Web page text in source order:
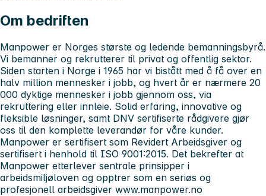
Om bedriften
Manpower er Norges største og ledende bemanningsbyrå.
Vi bemanner og rekrutterer til privat og offentlig sektor.
Siden starten i Norge i 1965 har vi bistått med å få over en
halv million mennesker i jobb, og hvert år er nærmere 20
000 dyktige mennesker i jobb gjennom oss, via
rekruttering eller innleie. Solid erfaring, innovative og
fleksible løsninger, samt DNV sertifiserte rådgivere gjør
oss til den komplette leverandør for våre kunder.
Manpower er sertifisert som Revidert Arbeidsgiver og
sertifisert i henhold til ISO 9001:2015. Det bekrefter at
Manpower etterlever sentrale prinsipper i
arbeidsmiljøloven og opptrer som en seriøs og
profesjonell arbeidsgiver www.manpower.no